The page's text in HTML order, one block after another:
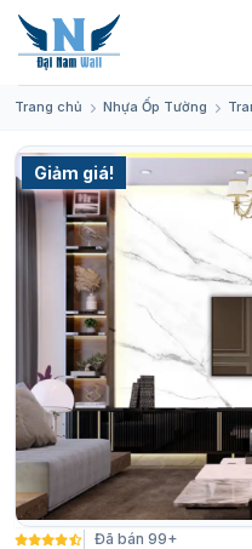
Skip
content
Trang chủ Nhựa Ốp Tường
Bán chạy
Giảm giá!
Đã bán 99+